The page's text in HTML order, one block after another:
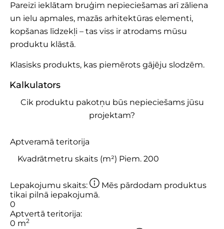
Pareizi ieklātam bruģim nepieciešamas arī zāliena
un ielu apmales, mazās arhitektūras elementi,
kopšanas līdzekļi – tas viss ir atrodams mūsu
produktu klāstā.
Klasisks produkts, kas piemērots gājēju slodzēm.
Kalkulators
Cik produktu pakotņu būs nepieciešams jūsu
projektam?
Aptveramā teritorija
Lepakojumu skaits:
Mēs pārdodam produktus
tikai pilnā iepakojumā.
0
Aptvertā teritorija:
0 m2